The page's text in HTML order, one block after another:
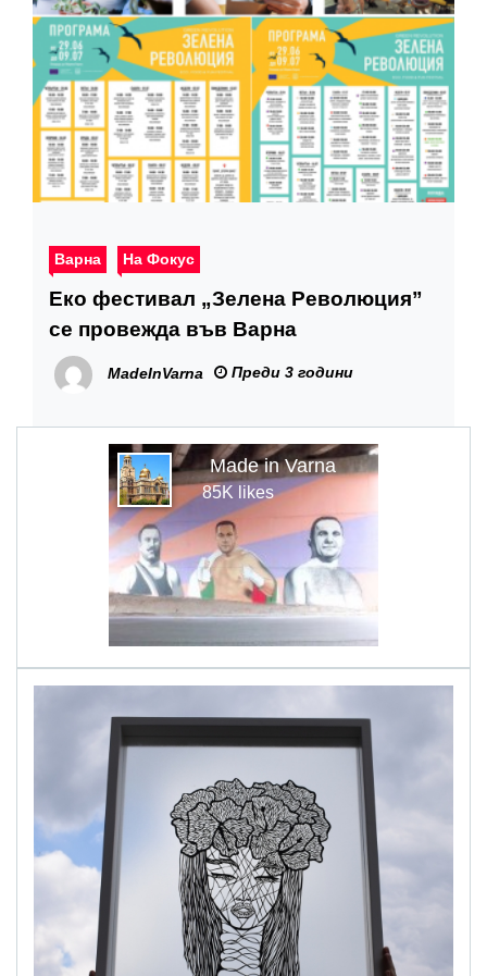
Варна На Фокус
Еко фестивал „Зелена Революция”
се провежда във Варна
MadeInVarna Преди 3 години
Made in Varna
85K likes